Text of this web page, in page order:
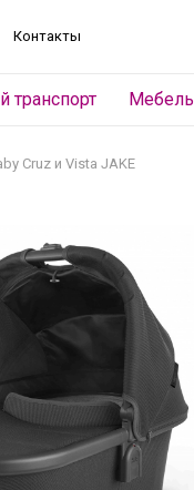
Контакты
транспорт Мебель
Cruz и Vista JAKE